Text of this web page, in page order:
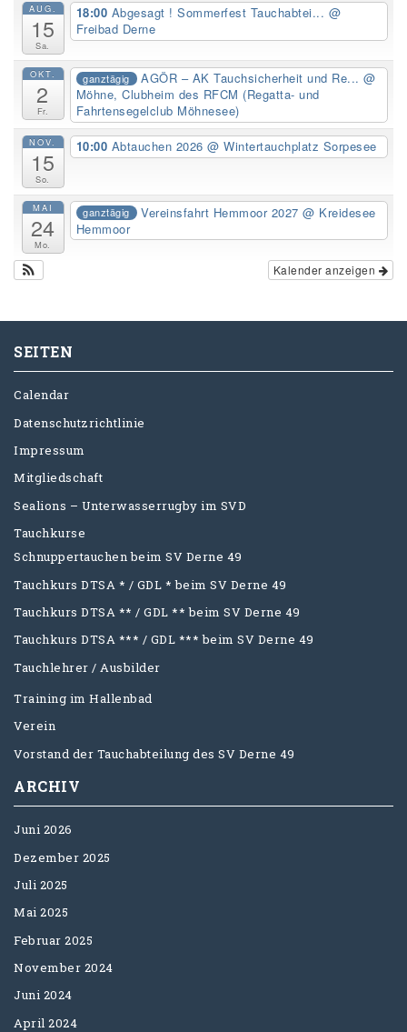
AUG.
15
Sa.
18:00 Abgesagt ! Sommerfest Tauchabtei... @
Freibad Derne
OKT.
2
Fr.
ganztägig AGÖR – AK Tauchsicherheit und Re...@
Möhne, Clubheim des RFCM (Regatta- und
Fahrtensegelclub Möhnesee)
NOV.
15
So.
10:00 Abtauchen 2026@ Wintertauchplatz Sorpesee
MAI
24
Mo.
ganztägig Vereinsfahrt Hemmoor 2027@ Kreidesee
Hemmoor
Kalender anzeigen
SEITEN
Calendar
Datenschutzrichtlinie
Impressum
Mitgliedschaft
Sealions – Unterwasserrugby im SVD
Tauchkurse
Schnuppertauchen beim SV Derne 49
Tauchkurs DTSA * / GDL * beim SV Derne 49
Tauchkurs DTSA ** / GDL ** beim SV Derne 49
Tauchkurs DTSA *** / GDL *** beim SV Derne 49
Tauchlehrer / Ausbilder
Training im Hallenbad
Verein
Vorstand der Tauchabteilung des SV Derne 49
ARCHIV
Juni 2026
Dezember 2025
Juli 2025
Mai 2025
Februar 2025
November 2024
Juni 2024
April 2024